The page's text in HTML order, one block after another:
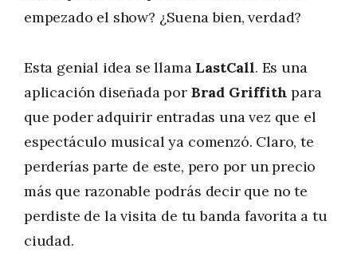
empezado el show? ¿Suena bien, verdad?
Esta genial idea se llama LastCall. Es una
aplicación diseñada por Brad Griffith para
que poder adquirir entradas una vez que el
espectáculo musical ya comenzó. Claro, te
perderías parte de este, pero por un precio
más que razonable podrás decir que no te
perdiste de la visita de tu banda favorita a tu
ciudad.